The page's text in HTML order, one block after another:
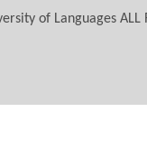
of Languages ALL